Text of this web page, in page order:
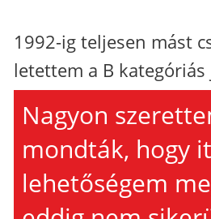
1992-ig teljesen mást
letettem a B
Nagyon
mondták, hogy
lehetőségem